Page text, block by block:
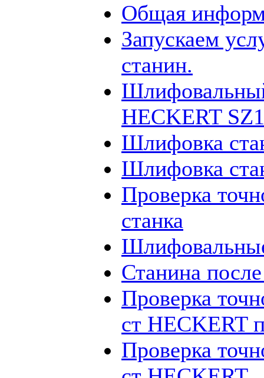
Общая
Запускаем
станин.
HECKERT
Шлифовка
Шлифовка
Проверка
станка
Станина
Проверка
ст HECKERT
Проверка